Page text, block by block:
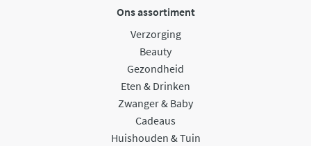
Ons assortiment
Verzorging
Beauty
Gezondheid
Eten & Drinken
Zwanger & Baby
Cadeaus
Huishouden & Tuin